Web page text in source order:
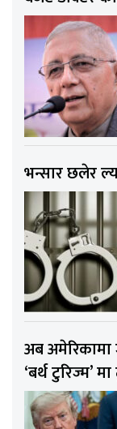
भन्सार छलेर
अब अमेरिकामा
‘बर्थ टुरिज्म’